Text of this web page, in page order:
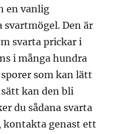
en vanlig
svartmögel. Den är
svarta prickar i
i många hundra
som kan lätt
kan den bli
du sådana svarta
kontakta genast ett